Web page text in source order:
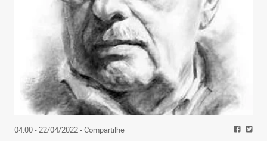
04:00 - 22/04/2022- Compartilhe